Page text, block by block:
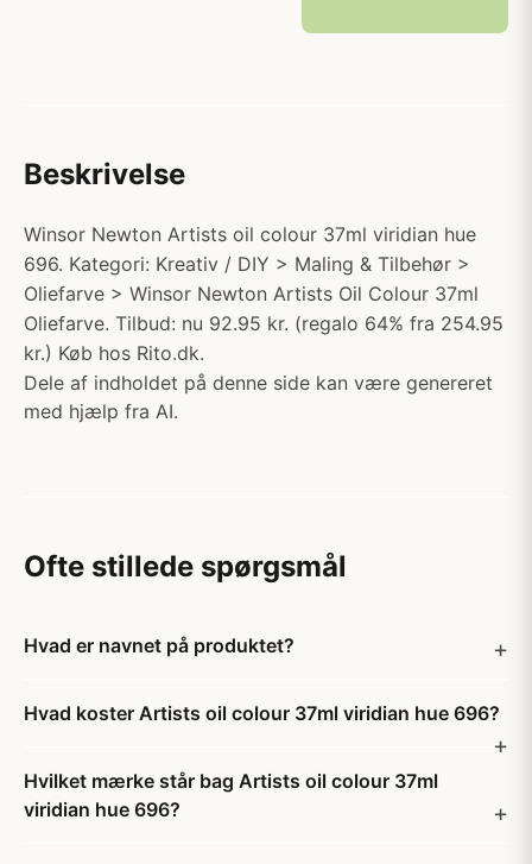
Beskrivelse
Winsor Newton Artists oil colour 37ml viridian hue
696. Kategori: Kreativ / DIY > Maling & Tilbehør >
Oliefarve > Winsor Newton Artists Oil Colour 37ml
Oliefarve. Tilbud: nu 92.95 kr. (regalo 64% fra 254.95
kr.) Køb hos Rito.dk.
Dele af indholdet på denne side kan være genereret
med hjælp fra AI.
Ofte stillede spørgsmål
Hvad er navnet på produktet?
Hvad koster Artists oil colour 37ml viridian hue 696?
Hvilket mærke står bag Artists oil colour 37ml
viridian hue 696?